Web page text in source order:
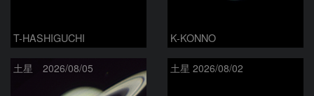
T-HASHIGUCHI K-KONNO
土星 2026/08/05 土星 2026/08/02